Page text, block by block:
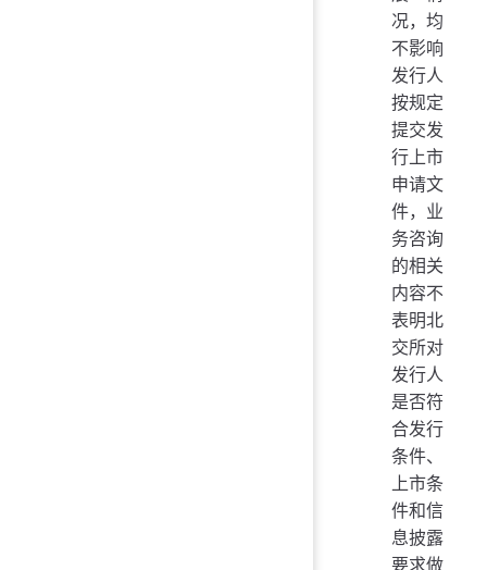
况，均
不影响
发行人
按规定
提交发
行上市
申请文
件，业
务咨询
的相关
内容不
表明北
交所对
发行人
是否符
合发行
条件、
上市条
件和信
息披露
要求做